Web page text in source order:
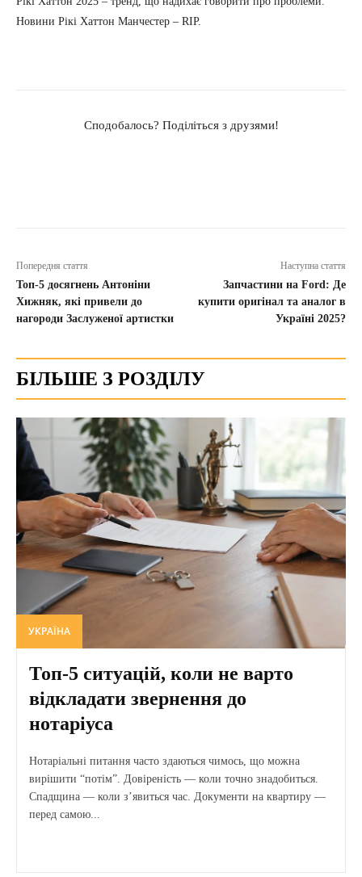
Новини Рікі Хаттон Манчестер – RIP.
Сподобалось? Поділіться з друзями!
Попередня стаття
Топ-5 досягнень Антоніни
Хижняк, які привели до
нагороди Заслуженої артистки
Наступна стаття
Запчастини на Ford: Де
купити оригінал та аналог в
Україні 2025?
БІЛЬШЕ З РОЗДІЛУ
УКРАЇНА
Топ-5 ситуацій, коли не варто
відкладати звернення до
нотаріуса
Нотаріальні питання часто здаються чимось, що можна
вирішити “потім”. Довіреність — коли точно знадобиться.
Спадщина — коли з’явиться час. Документи на квартиру —
перед самою...